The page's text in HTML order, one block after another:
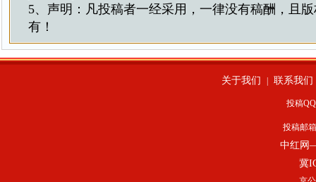
5、声明：凡投稿者一经采用，一律没有稿酬，且
有！
关于我们 联系我们
投稿
投稿邮
中红网
冀